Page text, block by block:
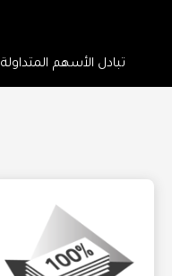
تبادل الأسهم المتداولة